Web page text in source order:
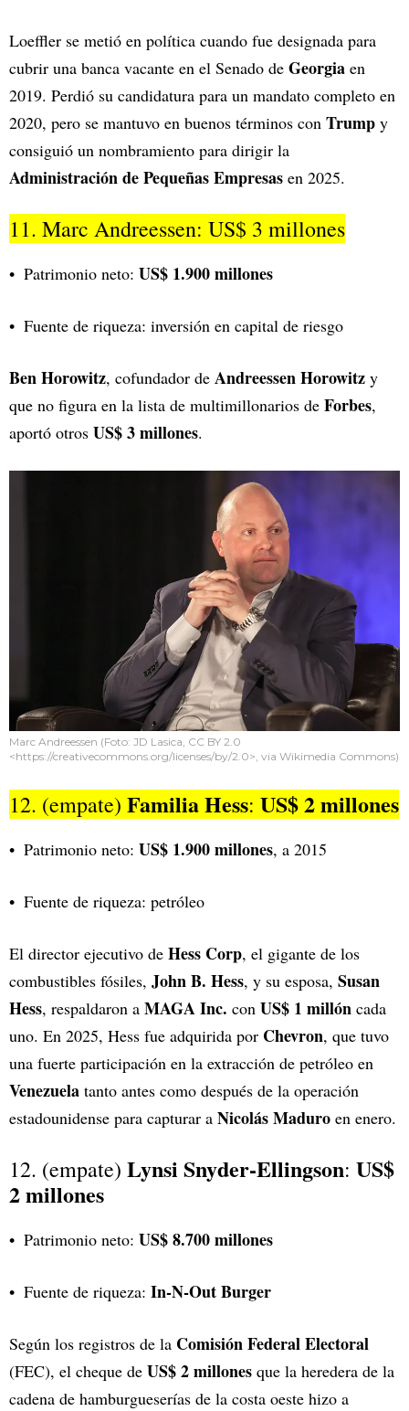
Loeffler se metió en política cuando fue designada para
cubrir una banca vacante en el Senado de Georgia en
2019. Perdió su candidatura para un mandato completo en
2020, pero se mantuvo en buenos términos con Trump y
consiguió un nombramiento para dirigir la
Administración de Pequeñas Empresas en 2025.
11. Marc Andreessen: US$ 3 millones
Patrimonio neto: US$ 1.900 millones
Fuente de riqueza: inversión en capital de riesgo
Ben Horowitz, cofundador de Andreessen Horowitz y
que no figura en la lista de multimillonarios de Forbes,
aportó otros US$ 3 millones.
Marc Andreessen (Foto: JD Lasica, CC BY 2.0
<https://creativecommons.org/licenses/by/2.0>, via Wikimedia Commons)
12. (empate) Familia Hess: US$ 2 millones
Patrimonio neto: US$ 1.900 millones, a 2015
Fuente de riqueza: petróleo
El director ejecutivo de Hess Corp, el gigante de los
combustibles fósiles, John B. Hess, y su esposa, Susan
Hess, respaldaron a MAGA Inc. con US$ 1 millón cada
uno. En 2025, Hess fue adquirida por Chevron, que tuvo
una fuerte participación en la extracción de petróleo en
Venezuela tanto antes como después de la operación
estadounidense para capturar a Nicolás Maduro en enero.
12. (empate) Lynsi Snyder-Ellingson: US$
2 millones
Patrimonio neto: US$ 8.700 millones
Fuente de riqueza: In-N-Out Burger
Según los registros de la Comisión Federal Electoral
(FEC), el cheque de US$ 2 millones que la heredera de la
cadena de hamburgueserías de la costa oeste hizo a